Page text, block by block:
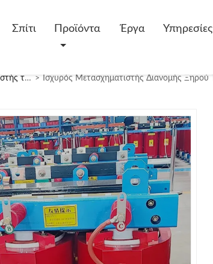
Σπίτι Προϊόντα Έργα Υπηρεσίες
ξηρός μετασχηματιστής τύπων >